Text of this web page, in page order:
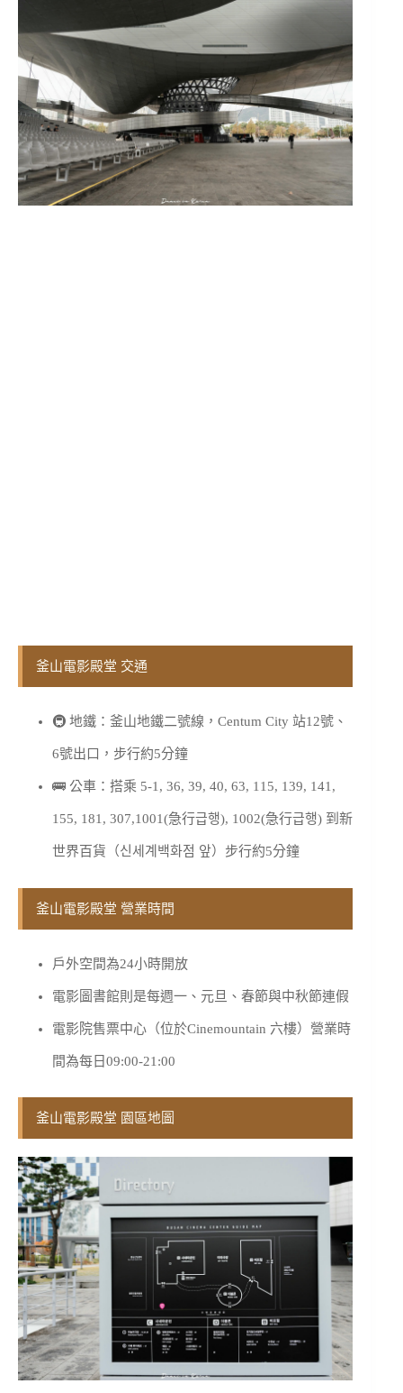
釜山電影殿堂 交通
🚇 地鐵：釜山地鐵二號線，Centum City 站12號、
6號出口，步行約5分鐘
🚌 公車：搭乘 5-1, 36, 39, 40, 63, 115, 139, 141,
155, 181, 307,1001(急行급행), 1002(急行급행) 到新
世界百貨（신세계백화점 앞）步行約5分鐘
釜山電影殿堂 營業時間
戶外空間為24小時開放
電影圖書館則是每週一、元旦、春節與中秋節連假
電影院售票中心（位於Cinemountain 六樓）營業時
間為每日09:00-21:00
釜山電影殿堂 園區地圖